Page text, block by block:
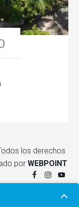
los derechos
por WEBPOINT